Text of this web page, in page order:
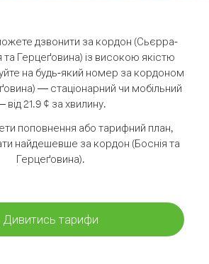
дзвонити за кордон (Сьєрра-
Герцеґовина) із високою якістю
на будь-який номер за кордоном
— стаціонарний чи мобільний
від 21.9 ¢ за хвилину.
поповнення або тарифний план,
найдешевше за кордон (Боснія та
Герцеґовина).
Дивитись тарифи